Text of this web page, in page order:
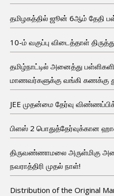
தமிழகத்தில் ஜூன் 6ஆம் தேதி
10-ம் வகுப்பு விடைத்தாள்
தமிழ்நாட்டில் அனைத்து
மாணவர்களுக்கு வங்கி கணக்கு
JEE முதன்மை தேர்வு
பிளஸ் 2 பொதுத்தேர்வுக்கான
திருவண்ணாமலை அருள்மிகு
நவராத்திரி முதல் நாள்!
Distribution of the Original